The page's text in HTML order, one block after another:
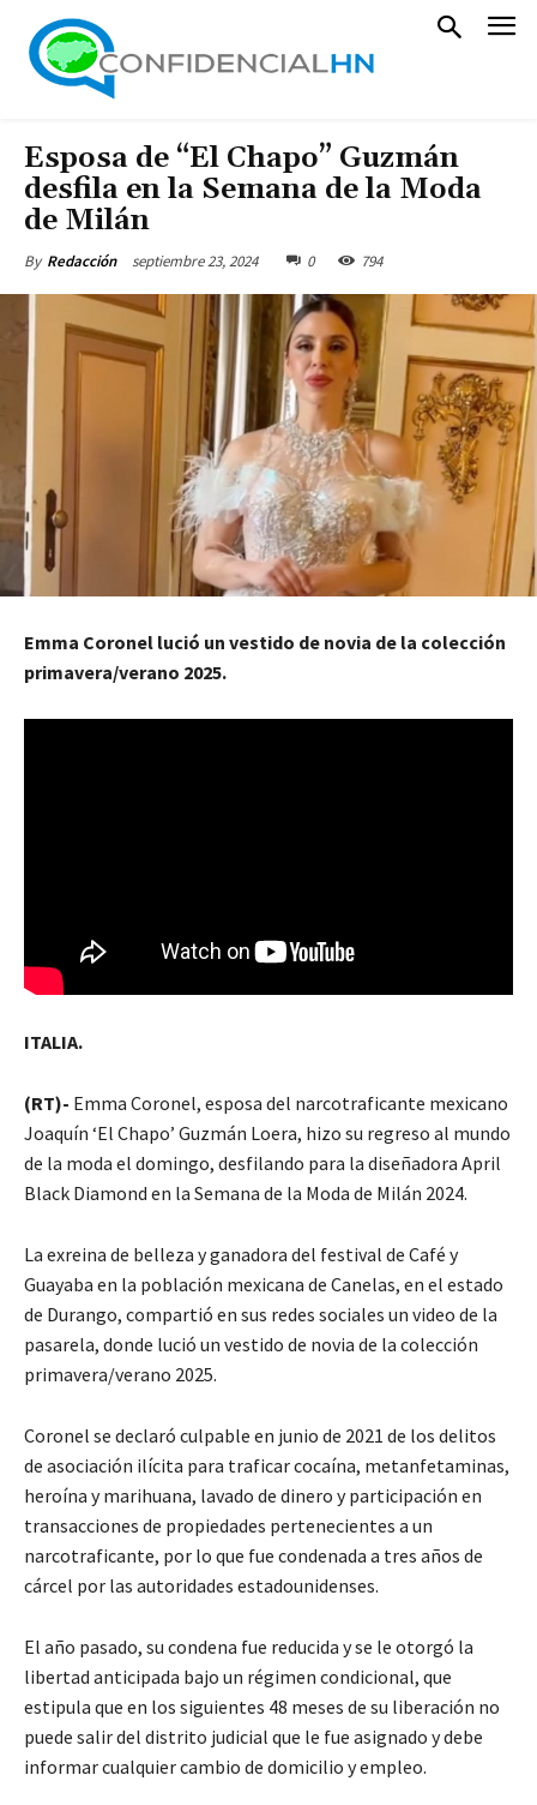
Esposa de “El Chapo” Guzmán
desfila en la Semana de la Moda
de Milán
By Redacción septiembre 23, 2024 0 794
Emma Coronel lució un vestido de novia de la colección
primavera/verano 2025.
ITALIA.
(RT)- Emma Coronel, esposa del narcotraficante mexicano
Joaquín ‘El Chapo’ Guzmán Loera, hizo su regreso al mundo
de la moda el domingo, desfilando para la diseñadora April
Black Diamond en la Semana de la Moda de Milán 2024.
La exreina de belleza y ganadora del festival de Café y
Guayaba en la población mexicana de Canelas, en el estado
de Durango, compartió en sus redes sociales un video de la
pasarela, donde lució un vestido de novia de la colección
primavera/verano 2025.
Coronel se declaró culpable en junio de 2021 de los delitos
de asociación ilícita para traficar cocaína, metanfetaminas,
heroína y marihuana, lavado de dinero y participación en
transacciones de propiedades pertenecientes a un
narcotraficante, por lo que fue condenada a tres años de
cárcel por las autoridades estadounidenses.
El año pasado, su condena fue reducida y se le otorgó la
libertad anticipada bajo un régimen condicional, que
estipula que en los siguientes 48 meses de su liberación no
puede salir del distrito judicial que le fue asignado y debe
informar cualquier cambio de domicilio y empleo.